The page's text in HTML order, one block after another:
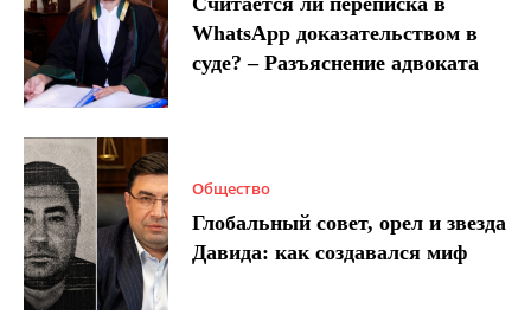
WhatsApp доказательством в
суде? – Разъяснение адвоката
Общество
Глобальный совет, орел и звезда
Давида: как создавался миф